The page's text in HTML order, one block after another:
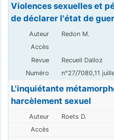
Violences sexuelles et
de déclarer l'état de
Redon M.
Recueil Dalloz
n°27/7080,11
L'inquiétante
harcèlement sexuel
Roets D.